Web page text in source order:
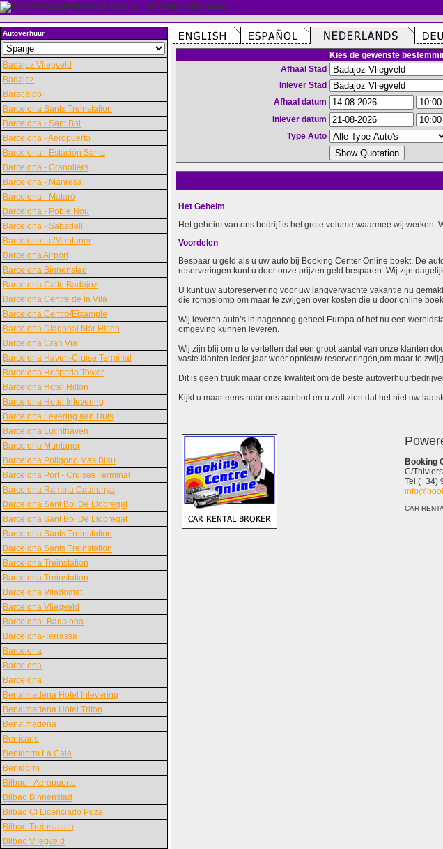
Autoverhuur
Badajoz Vliegveld
Badajoz
Baracaldo
Barcelona Sants Treinstation
Barcelona - Sant Boi
Barcelona - Aeropuerto
Barcelona - Estación Sants
Barcelona - Granollers
Barcelona - Manresa
Barcelona - Mataró
Barcelona - Poble Nou
Barcelona - Sabadell
Barcelona - c/Muntaner
Barcelona Airport
Barcelona Binnenstad
Barcelona Calle Badajoz
Barcelona Centre de la Vila
Barcelona Centro/Eixample
Barcelona Diagonal Mar Hilton
Barcelona Gran Via
Barcelona Haven-Cruise Terminal
Barcelona Hesperia Tower
Barcelona Hotel Hilton
Barcelona Hotel Inlevering
Barcelona Levering aan Huis
Barcelona Luchthaven
Barcelona Muntaner
Barcelona Poligono Mas Blau
Barcelona Port - Cruises Terminal
Barcelona Rambla Catalunya
Barcelona Sant Boi De Llobregat
Barcelona Sant Boi De Llobregat
Barcelona Sants Treinstation
Barcelona Sants Treinstation
Barcelona Treinstation
Barcelona Treinstation
Barcelona Viladomat
Barcelona Vliegveld
Barcelona- Badalona
Barcelona-Terrassa
Barcelona
Barcelona
Barcelona
Benalmadena Hotel Inlevering
Benalmadena Hotel Triton
Benalmadena
Benicarlo
Benidorm La Cala
Benidorm
Bilbao - Aeropuerto
Bilbao Binnenstad
Bilbao Cl Licenciado Poza
Bilbao Treinstation
Bilbao Vliegveld
Kies de gewenste
Afhaal Stad
Inlever Stad
Afhaal datum
Inlever datum
Type Auto
Het Geheim
Het geheim van ons bedrijf is het grote volume waarmee wij
Voordelen
Bespaar u geld als u uw auto bij Booking Center Online boekt. De
reserveringen kunt u door onze prijzen geld besparen. Wij zijn
U kunt uw autoreservering voor uw langverwachte vakantie nu
die rompslomp om maar te zwijgen over kosten die u door online
Wij leveren auto’s in nagenoeg geheel Europa of het nu een
omgeving kunnen leveren.
Wij zijn blij om u te vertellen dat een groot aantal van onze klanten
vaste klanten ieder jaar weer opnieuw reserveringen,om maar te
Dit is geen truuk maar onze kwaliteit om de beste
Kijkt u maar eens naar ons aanbod en u zult zien dat het niet uw
Booking
C/
Tel.(+34)
CAR